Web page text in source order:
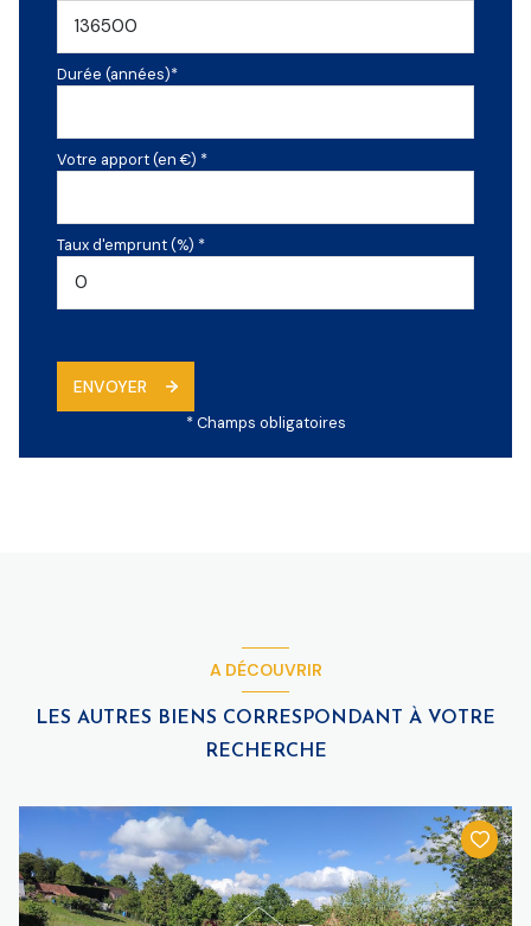
Durée (années)*
Votre apport (en €) *
Taux d'emprunt (%) *
ENVOYER
* Champs obligatoires
A DÉCOUVRIR
LES AUTRES BIENS CORRESPONDANT À VOTRE
RECHERCHE